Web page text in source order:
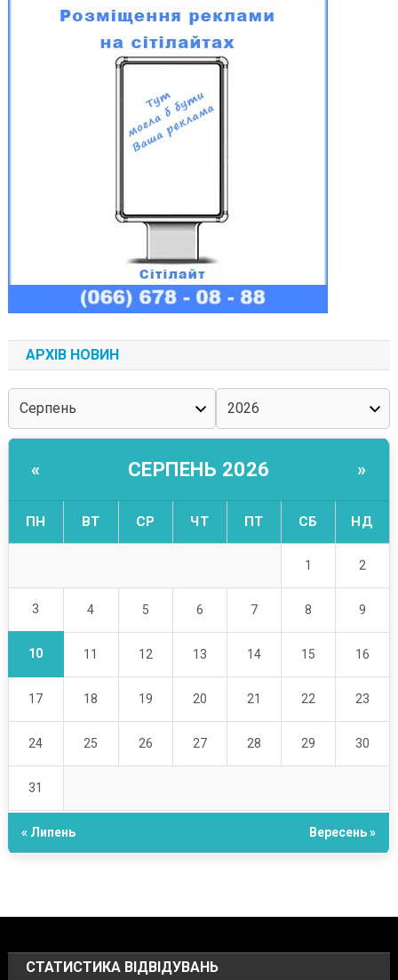
АРХІВ НОВИН
« СЕРПЕНЬ 2026 »
ПН ВТ СР ЧТ ПТ СБ НД
1 2
3 4 5 6 7 8 9
10 11 12 13 14 15 16
17 18 19 20 21 22 23
24 25 26 27 28 29 30
31
« Липень Вересень »
СТАТИСТИКА ВІДВІДУВАНЬ